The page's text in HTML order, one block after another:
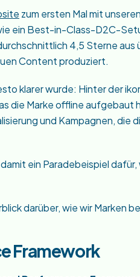
zum ersten Mal mit
ein Best-in-Class-D2C-
4,5 Sterne aus
Content produziert.
klarer wurde: Hinter der
die Marke offline aufgebaut
und Kampagnen, die
ein Paradebeispiel dafür,
darüber, wie wir Marken
Framework